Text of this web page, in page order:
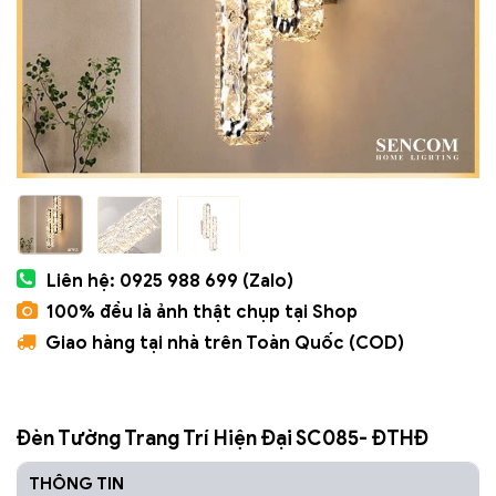
Liên hệ: 0925 988 699 (Zalo)
100% đều là ảnh thật chụp tại Shop
Giao hàng tại nhà trên Toàn Quốc (COD)
Đèn Tường Trang Trí Hiện Đại SC085- ĐTHĐ
THÔNG TIN